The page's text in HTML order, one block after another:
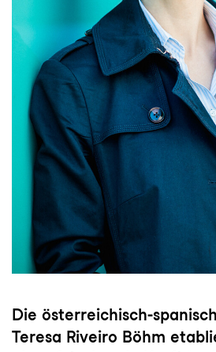
Die österreichisch-
Teresa Riveiro Böhm